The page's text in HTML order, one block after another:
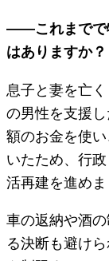
――これまでで
はありますか？
息子と妻を亡
の男性を支援
額のお金を使
いたため、行
活再建を進めま
車の返納や酒
る決断も避け